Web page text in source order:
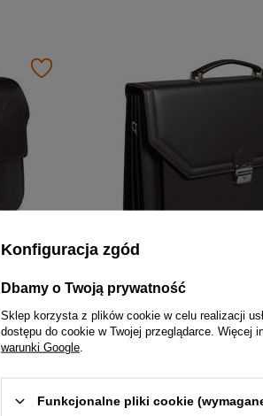
Teczka ze skóry naturalnej męska Tizano TS18 aktówka mała A4 czekoladowa
249,00 zł
BESTSELLER
Konfiguracja zgód
Dbamy o Twoją prywatność
Sklep korzysta z plików cookie w celu realizacji
dostępu do cookie w Twojej przeglądarce. Więcej
warunki Google
Funkcjonalne pliki cookie